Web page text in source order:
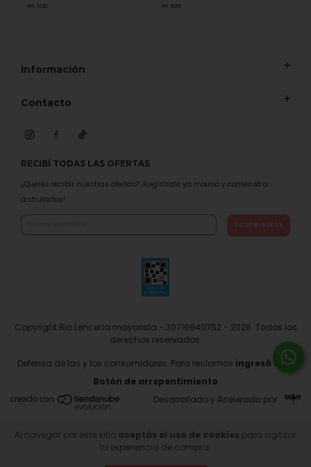
Al navegar por este sitio aceptás el uso de cookies para agilizar
tu experiencia de compra.
Art. 102D
Estampado HELLO KITTY
Art. 6001
Información
Contacto
RECIBÍ TODAS LAS OFERTAS
¿Querés recibir nuestras ofertas? ¡Registrate ya mismo y comenzá a
disfrutarlas!
Copyright Rio Lencería mayorista - 30716940752 - 2026. Todos los
derechos reservados.
Defensa de las y los consumidores. Para reclamos ingresá acá.
Botón de arrepentimiento
Desarrollado y Acelerado por